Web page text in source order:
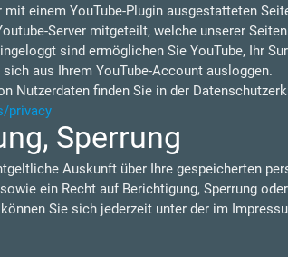
mit einem YouTube-Plugin ausgestatteten
Server mitgeteilt, welche unserer
sind ermöglichen Sie YouTube, Ihr
aus Ihrem YouTube-Account ausloggen.
Nutzerdaten finden Sie in der
privacy
Sperrung
Auskunft über Ihre gespeicherten
ein Recht auf Berichtigung, Sperrung
Sie sich jederzeit unter der im